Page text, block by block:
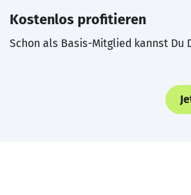
Kostenlos profitieren
Schon als Basis-Mitglied kannst Du